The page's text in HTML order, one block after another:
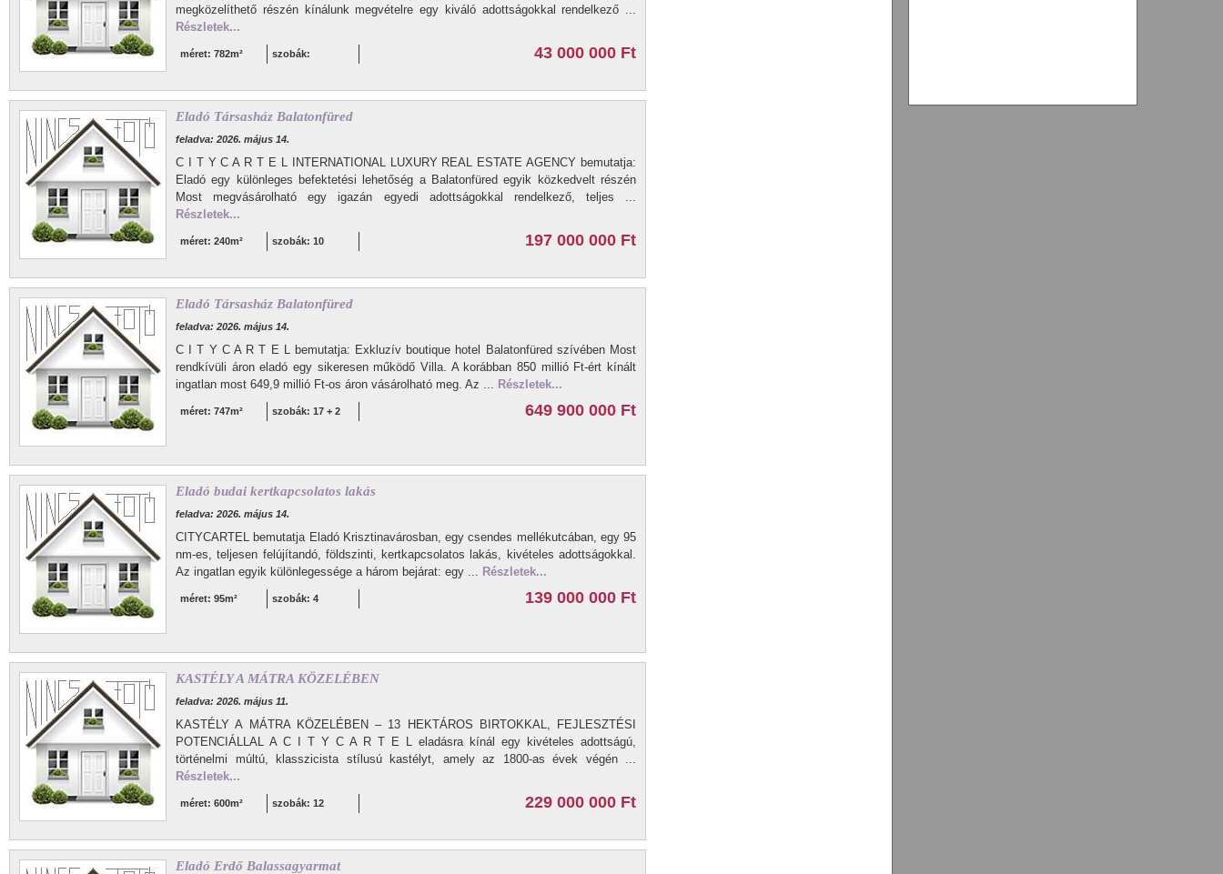
megközelíthető részén kínálunk megvételre egy kiváló adottságokkal rendelkező ...
Részletek...
méret: 782m² szobák: 43 000 000 Ft
Eladó Társasház Balatonfüred
feladva: 2026. május 14.
C I T Y C A R T E L INTERNATIONAL LUXURY REAL ESTATE AGENCY bemutatja:
Eladó egy különleges befektetési lehetőség a Balatonfüred egyik közkedvelt részén
Most megvásárolható egy igazán egyedi adottságokkal rendelkező, teljes ...
Részletek...
méret: 240m² szobák: 10 197 000 000 Ft
Eladó Társasház Balatonfüred
feladva: 2026. május 14.
C I T Y C A R T E L bemutatja: Exkluzív boutique hotel Balatonfüred szívében Most
rendkívüli áron eladó egy sikeresen működő Villa. A korábban 850 millió Ft-ért kínált
ingatlan most 649,9 millió Ft-os áron vásárolható meg. Az ... Részletek...
méret: 747m² szobák: 17 + 2 649 900 000 Ft
Eladó budai kertkapcsolatos lakás
feladva: 2026. május 14.
CITYCARTEL bemutatja Eladó Krisztinavárosban, egy csendes mellékutcában, egy 95
nm-es, teljesen felújítandó, földszinti, kertkapcsolatos lakás, kivételes adottságokkal.
Az ingatlan egyik különlegessége a három bejárat: egy ... Részletek...
méret: 95m² szobák: 4 139 000 000 Ft
KASTÉLY A MÁTRA KÖZELÉBEN
feladva: 2026. május 11.
KASTÉLY A MÁTRA KÖZELÉBEN – 13 HEKTÁROS BIRTOKKAL, FEJLESZTÉSI
POTENCIÁLLAL A C I T Y C A R T E L eladásra kínál egy kivételes adottságú,
történelmi múltú, klasszicista stílusú kastélyt, amely az 1800-as évek végén ...
Részletek...
méret: 600m² szobák: 12 229 000 000 Ft
Eladó Erdő Balassagyarmat